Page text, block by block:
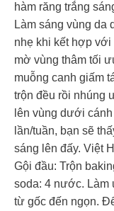
hàm răng trắng
Làm sáng vùng da
nhẹ khi kết hợp với
mờ vùng thâm tối
muỗng canh giấm
trộn đều rồi nhúng
lên vùng dưới
lần/tuần, bạn sẽ
sáng lên đấy. Việt
Gội đầu: Trộn
soda: 4 nước. Làm
từ gốc đến ngọn.